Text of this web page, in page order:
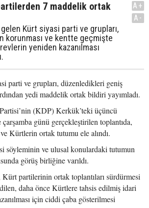
7 maddelik ortak
Kürt siyasi parti ve grupları,
korunması ve kentte geçmişte
yeniden kazanılması
A+
A-
parti ve grupları, düzenledikleri geniş
yedi maddelik ortak bildiri yayımladı.
(KDP) Kerkük’teki üçüncü
günü gerçekleştirilen toplantıda,
Kürtlerin ortak tutumu ele alındı.
söyleminin ve ulusal konulardaki tutumun
görüş birliğine varıldı.
partilerinin ortak toplantıları sürdürmesi
daha önce Kürtlere tahsis edilmiş idari
için ciddi çaba gösterilmesi